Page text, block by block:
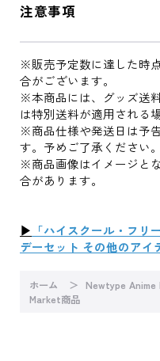
注意事項
※販売予定数に達した時
合がございます。
※本商品には、グッズ送
は特別送料が適用される
※商品仕様や発送日は予
す。予めご了承ください。
※商品画像はイメージと
合があります。
▶ 「ハイスクール・フリ
デーセット その他のアイ
ホーム Newtype Anime
Market商品